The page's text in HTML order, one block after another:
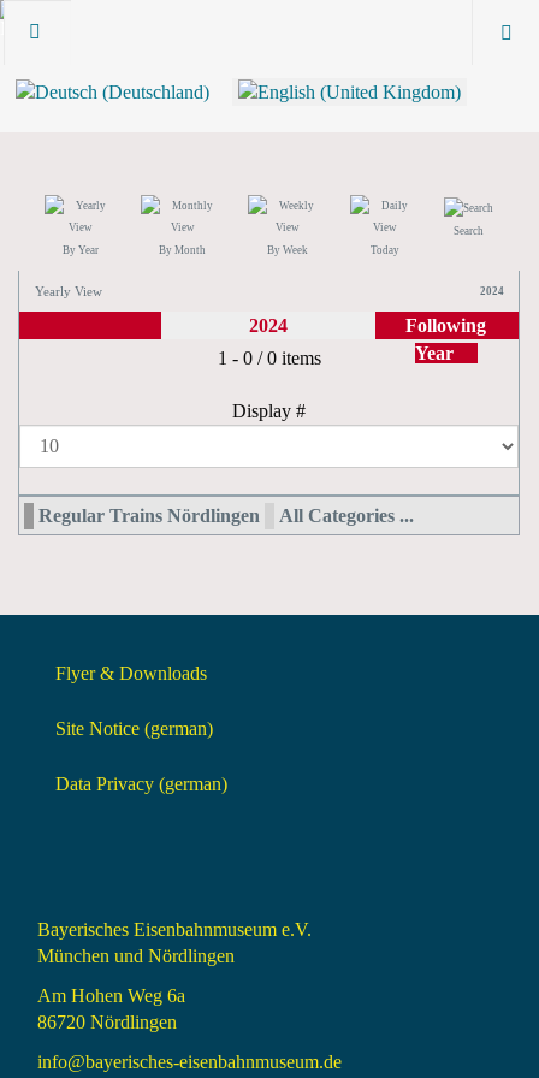
By Year By Month By Week Today
Search
Yearly View 2024
2024
Following
Year
Pagination List Limit
1 - 0 / 0 items
Display #
Regular Trains Nördlingen All Categories ...
Flyer & Downloads
Site Notice (german)
Data Privacy (german)
Bayerisches Eisenbahnmuseum e.V.
München und Nördlingen
Am Hohen Weg 6a
86720 Nördlingen
info@bayerisches-eisenbahnmuseum.de